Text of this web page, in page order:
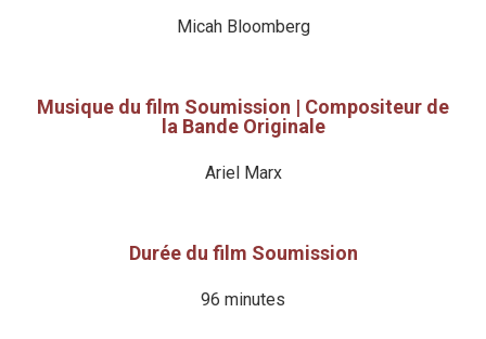
Micah Bloomberg
Musique du film Soumission | Compositeur de
la Bande Originale
Ariel Marx
Durée du film Soumission
96 minutes